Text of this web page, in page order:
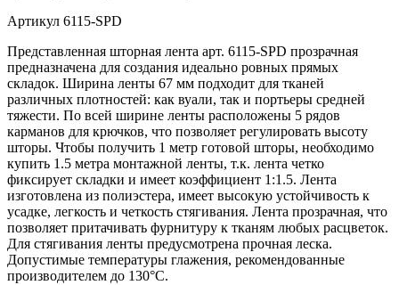
Артикул 6115-SPD
Представленная шторная лента арт. 6115-SPD прозрачная
предназначена для создания идеально ровных прямых
складок. Ширина ленты 67 мм подходит для тканей
различных плотностей: как вуали, так и портьеры средней
тяжести. По всей ширине ленты расположены 5 рядов
карманов для крючков, что позволяет регулировать высоту
шторы. Чтобы получить 1 метр готовой шторы, необходимо
купить 1.5 метра монтажной ленты, т.к. лента четко
фиксирует складки и имеет коэффициент 1:1.5. Лента
изготовлена из полиэстера, имеет высокую устойчивость к
усадке, легкость и четкость стягивания. Лента прозрачная, что
позволяет притачивать фурнитуру к тканям любых расцветок.
Для стягивания ленты предусмотрена прочная леска.
Допустимые температуры глажения, рекомендованные
производителем до 130°C.